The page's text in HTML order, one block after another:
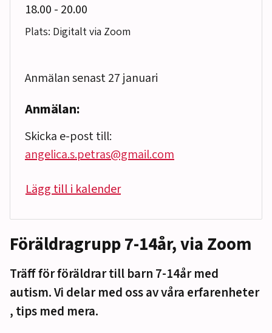
Föräldragrupp 7-14år, via Zoom
Träff för föräldrar till barn 7-14år med
autism. Vi delar med oss av våra erfarenheter
, tips med mera.
18.00 till
- 20.00
Plats: Digitalt via Zoom
Anmälan senast 27 januari
Anmälan:
Skicka e-post till:
angelica.s.petras@gmail.com
Lägg till i kalender